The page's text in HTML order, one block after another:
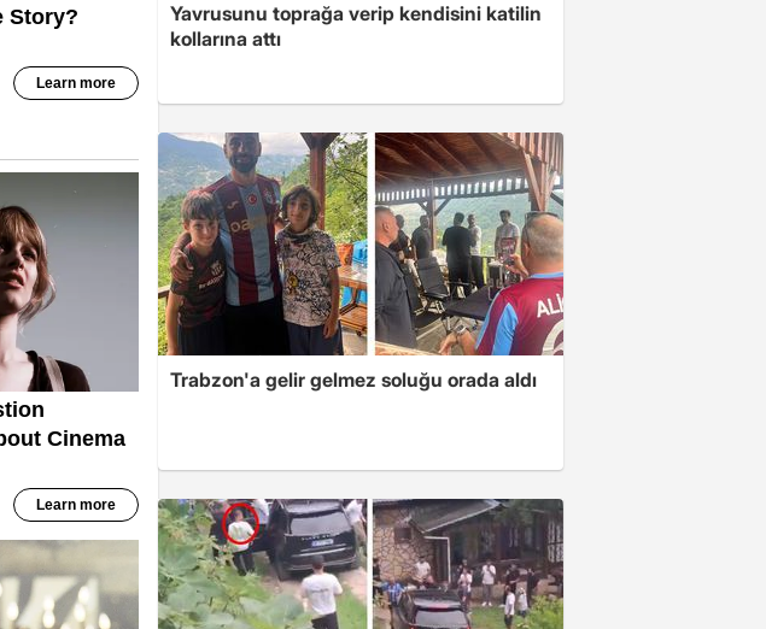
Yavrusunu toprağa verip kendisini katilin
kollarına attı
Trabzon'a gelir gelmez soluğu orada aldı